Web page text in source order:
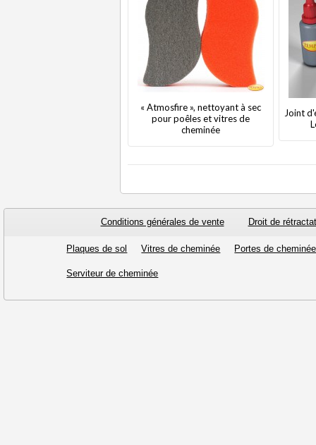
« Atmosfire », nettoyant à sec
pour poêles et vitres de
cheminée
Joint
Conditions générales de vente Droit de
Plaques de sol Vitres de cheminée Portes de cheminée
Serviteur de cheminée